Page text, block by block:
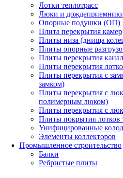
Лотки теплотрасс
Люки и
Опорные подушки (ОП)
Плита перекрытия камер
Плиты низа (днища
Плиты опорные
Плиты перекрытия
Плиты перекрытия
Плиты перекрытия с
замком)
Плиты перекрытия с
полимерным люком)
Плиты перекрытия с
Плиты покрытия лотков
Унифицированные
Элементы коллекторов
Промышленное строительство
Балки
Ребристые плиты